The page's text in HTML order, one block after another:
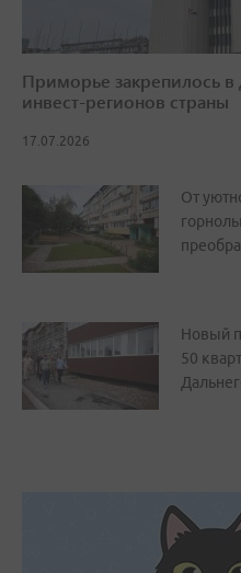
Приморье закрепилось в
инвест-регионов страны
17.07.2026
От
Новый
50